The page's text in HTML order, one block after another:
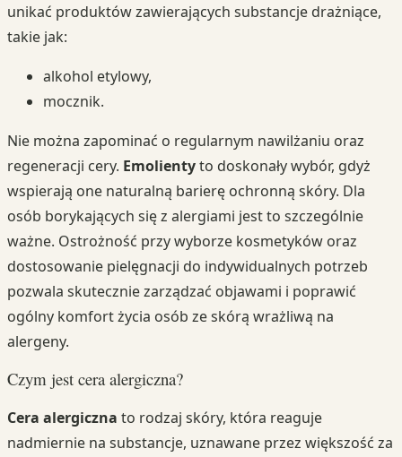
unikać produktów zawierających substancje drażniące,
takie jak:
alkohol etylowy,
mocznik.
Nie można zapominać o regularnym nawilżaniu oraz
regeneracji cery. Emolientyto doskonały wybór, gdyż
wspierają one naturalną barierę ochronną skóry. Dla
osób borykających się z alergiami jest to szczególnie
ważne. Ostrożność przy wyborze kosmetyków oraz
dostosowanie pielęgnacji do indywidualnych potrzeb
pozwala skutecznie zarządzać objawami i poprawić
ogólny komfort życia osób ze skórą wrażliwą na
alergeny.
Czym jest cera alergiczna?
Cera alergiczna to rodzaj skóry, która reaguje
nadmiernie na substancje, uznawane przez większość za